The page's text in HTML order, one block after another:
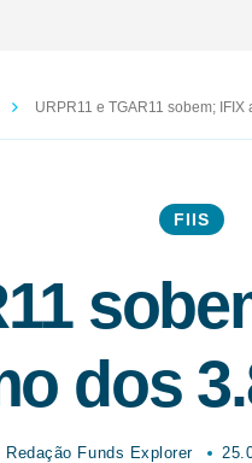
URPR11 e TGAR11 sobem;
FIIS
dos
Redação Funds Explorer